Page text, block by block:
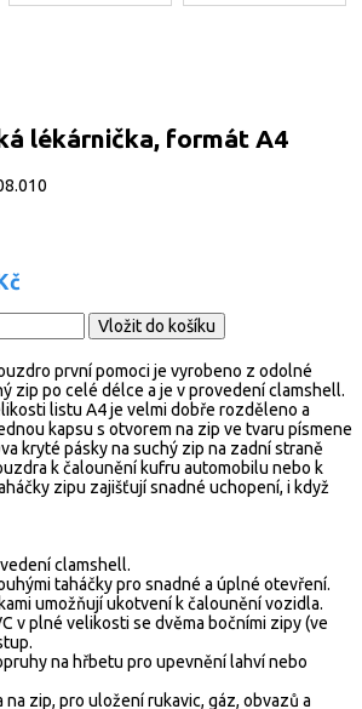
lékárnička, formát A4
první pomoci je vyrobeno z odolné
zip po celé délce a je v provedení clamshell.
listu A4 je velmi dobře rozděleno a
kapsu s otvorem na zip ve tvaru písmene
kryté pásky na suchý zip na zadní straně
k čalounění kufru automobilu nebo k
zipu zajišťují snadné uchopení, i když
clamshell.
taháčky pro snadné a úplné otevření.
umožňují ukotvení k čalounění vozidla.
v plné velikosti se dvěma bočními zipy (ve
na hřbetu pro upevnění lahví nebo
na zip, pro uložení rukavic, gáz, obvazů a